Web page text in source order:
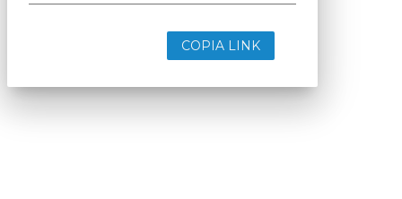
COPIA LINK